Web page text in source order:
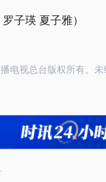
罗子瑛 夏子雅）
电视总台版权所有。